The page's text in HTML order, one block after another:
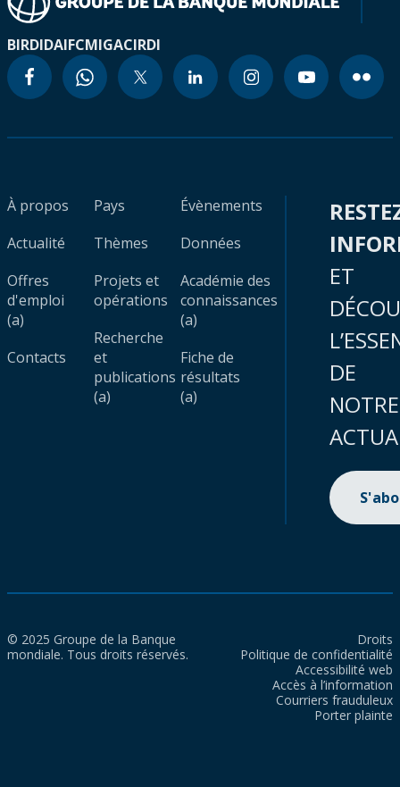
BIRDIDAIFCMIGACIRDI
À propos
Actualité
Offres
d'emploi
(a)
Contacts
Pays
Thèmes
Projets et
opérations
Recherche
et
publications
(a)
Évènements
Données
Académie des
connaissances
(a)
Fiche de
résultats
(a)
ET
DE
NOTRE
© 2025 Groupe de la Banque
mondiale. Tous droits réservés.
Droits
Politique de confidentialité
Accessibilité web
Accès à l’information
Courriers frauduleux
Porter plainte